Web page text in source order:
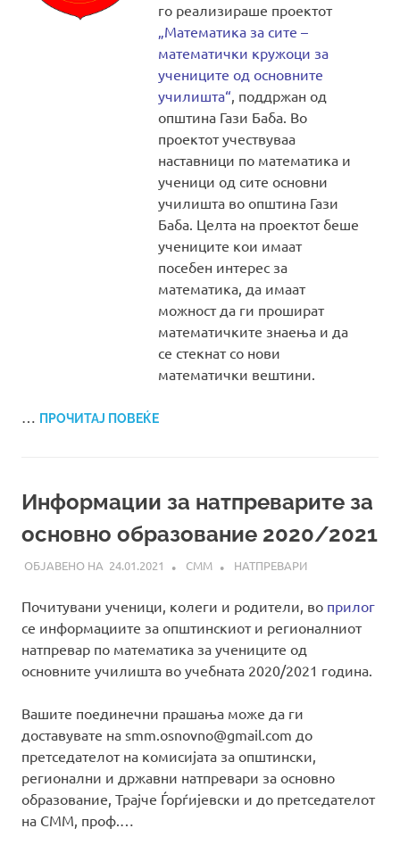
го реализираше проектот
„Математика за сите –
математички кружоци за
учениците од основните
училишта“, поддржан од
општина Гази Баба. Во
проектот учествуваа
наставници по математика и
ученици од сите основни
училишта во општина Гази
Баба. Целта на проектот беше
учениците кои имаат
посебен интерес за
математика, да имаат
можност да ги прошират
математичките знаења и да
се стекнат со нови
математички вештини.
… ПРОЧИТАЈ ПОВЕЌЕ
Информации за натпреварите за
основно образование 2020/2021
24.01.2021 СММ НАТПРЕВАРИ
Почитувани ученици, колеги и родители, во прилог
се информациите за општинскиот и регионалниот
натпревар по математика за учениците од
основните училишта во учебната 2020/2021 година.
Вашите поединечни прашања може да ги
доставувате на smm.osnovno@gmail.com до
претседателот на комисијата за општински,
регионални и државни натпревари за основно
образование, Трајче Ѓорѓијевски и до претседателот
на СММ, проф.…